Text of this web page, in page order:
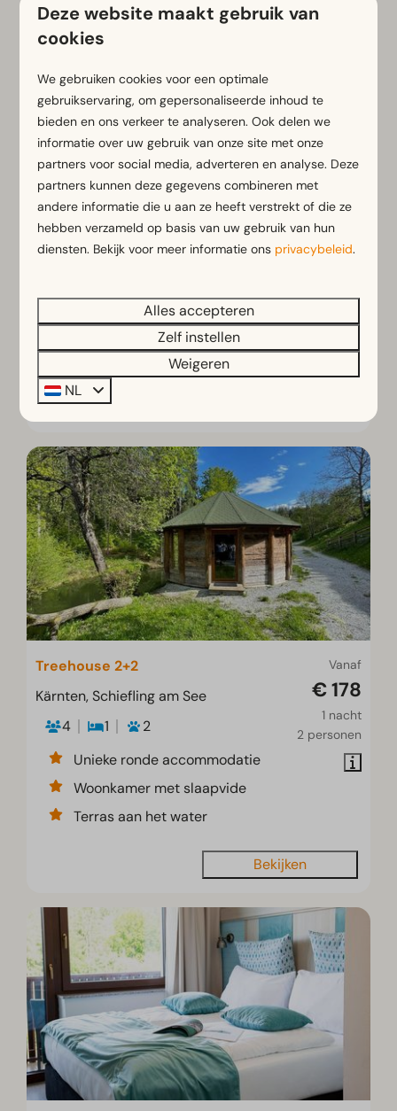
€ 270
3 nachten
2 personen
Stuga 2
Kärnten, Schiefling am See
2
1
2
stellen
Comfortabel ingericht met luxe badkamer
Terras met tuinmeubilair
Vanaf
€ 178
1 nacht
2 personen
Treehouse 2+2
Kärnten, Schiefling am See
4
1
2
Unieke ronde accommodatie
Woonkamer met slaapvide
Terras aan het water
Bekijken
Deze website maakt gebruik van
cookies
We gebruiken cookies voor een optimale
gebruikservaring, om gepersonaliseerde inhoud te
bieden en ons verkeer te analyseren. Ook delen we
informatie over uw gebruik van onze site met onze
partners voor social media, adverteren en analyse. Deze
partners kunnen deze gegevens combineren met
andere informatie die u aan ze heeft verstrekt of die ze
hebben verzameld op basis van uw gebruik van hun
diensten. Bekijk voor meer informatie ons privacybeleid.
Alles accepteren
Zelf instellen
Weigeren
NL